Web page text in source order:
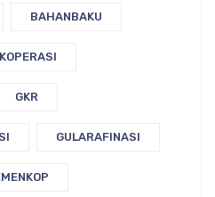
BAHANBAKU
GKR
GULARAFINASI